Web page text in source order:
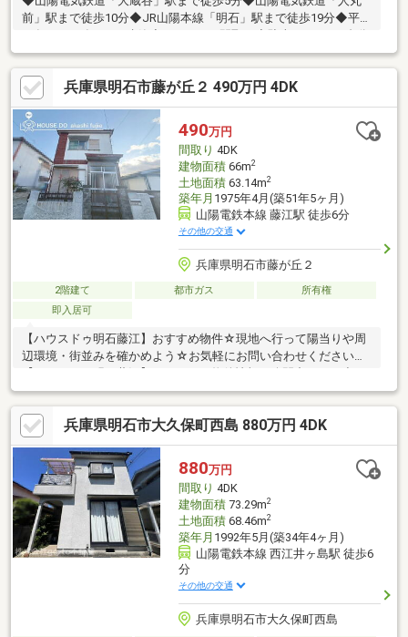
前」駅まで徒歩10分◆JR山陽本線「明石」駅まで徒歩19分◆平成
28年（2016年）4月建築◆４LD・Kの間取り◆駐車スペース2台分
あり◆土地面積95.42㎡の整形地
兵庫県明石市藤が丘２ 490万円 4DK
490万円
間取り 4DK
建物面積66m2
土地面積63.14m2
築年月 1975年4月(築51年5ヶ月)
山陽電鉄本線 藤江駅 徒歩6分
その他の交通
兵庫県明石市藤が丘２
2階建て 都市ガス
所有権
即入居可
【ハウスドゥ明石藤江】おすすめ物件☆現地へ行って陽当りや周
辺環境・街並みを確かめよう☆お気軽にお問い合わせください
な事でもご相談ください全力でお手伝い・サポートさせていただ
きます！～お客様のより近くにある安心・便利・信頼されるお店
づくりを展開中～
兵庫県明石市大久保町西島 880万円 4DK
880万円
間取り 4DK
建物面積73.29m2
土地面積68.46m2
築年月 1992年5月(築34年4ヶ月)
山陽電鉄本線 西江井ヶ島駅 徒歩6
分
その他の交通
兵庫県明石市大久保町西島